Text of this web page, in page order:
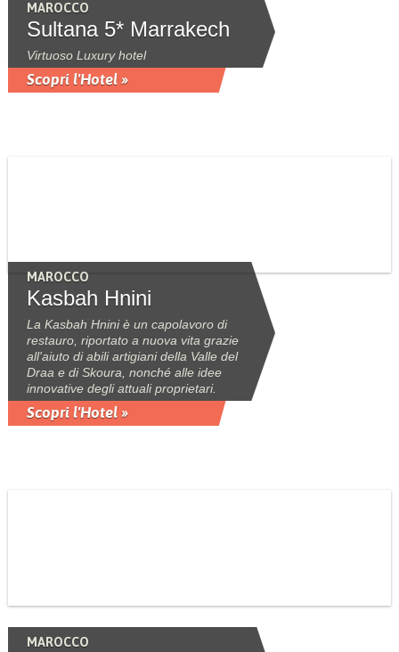
MAROCCO
Sultana 5* Marrakech
Virtuoso Luxury hotel
Scopri l'Hotel »
MAROCCO
Kasbah Hnini
La Kasbah Hnini è un capolavoro di
restauro, riportato a nuova vita grazie
all'aiuto di abili artigiani della Valle del
Draa e di Skoura, nonché alle idee
innovative degli attuali proprietari.
Scopri l'Hotel »
MAROCCO